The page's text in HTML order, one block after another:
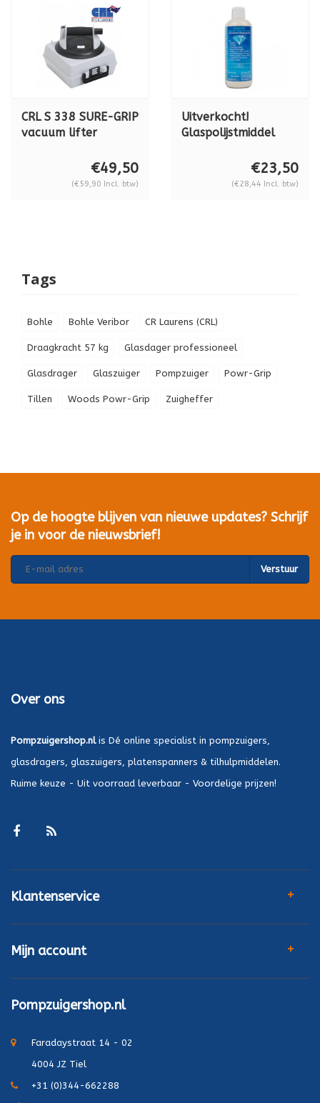
CRL S 338 SURE-GRIP
vacuum lifter
€49,50
(€59,90 Incl. btw)
Uitverkocht!
Glaspolijstmiddel
ml, BO5008003€23,50
(€28,44 Incl. btw)
Tags
Bohle Bohle Veribor CR Laurens (CRL)
Draagkracht 57 kg Glasdager professioneel
Glasdrager Glaszuiger Pompzuiger Powr-Grip
Tillen Woods Powr-Grip Zuigheffer
Op de hoogte blijven van nieuwe updates? Schrijf
je in voor de nieuwsbrief!
Verstuur
Over ons
Pompzuigershop.nlis Dé online specialist in pompzuigers,
glasdragers, glaszuigers, platenspanners & tilhulpmiddelen.
Ruime keuze - Uit voorraad leverbaar - Voordelige prijzen!
Klantenservice
Mijn account
Pompzuigershop.nl
Faradaystraat 14 - 02
4004 JZ Tiel
+31 (0)344-662288